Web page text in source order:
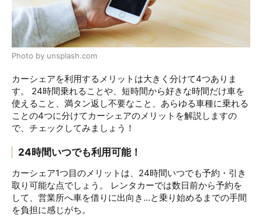
Photo by unsplash.com
カーシェアを利用するメリットは大きく分けて4つありま
す。 24時間乗れることや、短時間から好きな時間だけ車を
使えること、満タン返し不要なこと、あらゆる車種に乗れる
ことの4つに分けてカーシェアのメリットを解説しますの
で、チェックしてみましょう！
24時間いつでも利用可能！
カーシェア1つ目のメリットは、24時間いつでも予約・引き
取り可能な点でしょう。 レンタカーでは数日前から予約を
して、営業所へ車を借りに出向き…と乗り始めるまでの手間
を負担に感じがち。